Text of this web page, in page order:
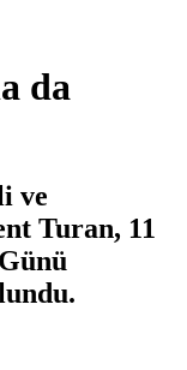
da
ve
Turan, 11